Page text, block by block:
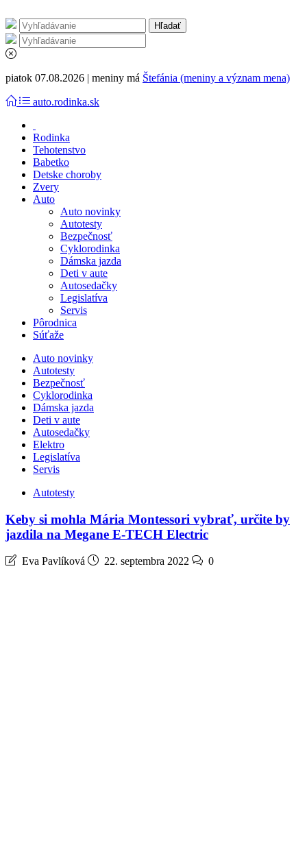
piatok 07.08.2026 | meniny má Štefánia (meniny a význam mena)
auto.rodinka.sk
Rodinka
Tehotenstvo
Babetko
Detske choroby
Zvery
Auto
Auto novinky
Autotesty
Bezpečnosť
Cyklorodinka
Dámska jazda
Deti v aute
Autosedačky
Legislatíva
Servis
Pôrodnica
Súťaže
Auto novinky
Autotesty
Bezpečnosť
Cyklorodinka
Dámska jazda
Deti v aute
Autosedačky
Elektro
Legislatíva
Servis
Autotesty
Keby si mohla Mária Montessori vybrať, určite by
jazdila na Megane E-TECH Electric
Eva Pavlíková 22. septembra 2022 0